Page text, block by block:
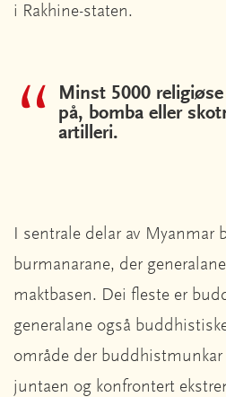
i Rakhine-staten.
Minst 5000
på, bomba eller
artilleri.
I sentrale delar av
burmanarane, der
maktbasen. Dei fleste er
generalane også
område der
juntaen og konfrontert